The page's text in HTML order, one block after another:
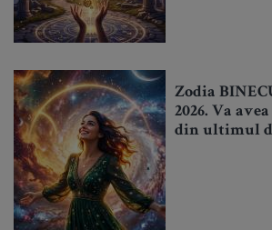
Zodia
2026. Va
din ultimul